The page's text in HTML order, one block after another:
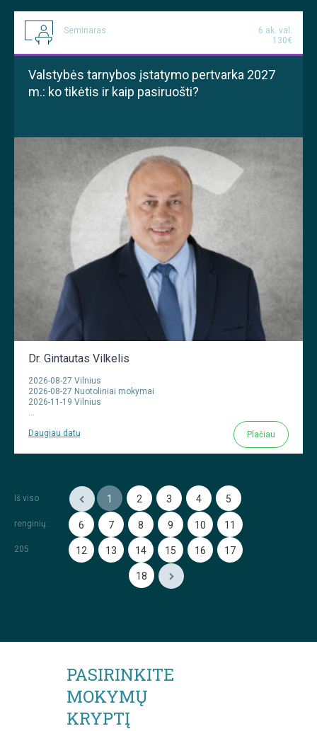
Seminaras
6 ak. val.
130€
Valstybės tarnybos įstatymo pertvarka 2027
m.: ko tikėtis ir kaip pasiruošti?
Dr. Gintautas Vilkelis
2026-08-27 Vilnius
2026-08-27 Nuotoliniai mokymai
2026-11-19 Vilnius
...
Daugiau datų Plačiau
Iš viso
renginių:
205
1 2 3 4 5
6 7 8 9 10 11
12 13 14 15 16 17
18
PASIRINKITE
MOKYMŲ
KRYPTĮ